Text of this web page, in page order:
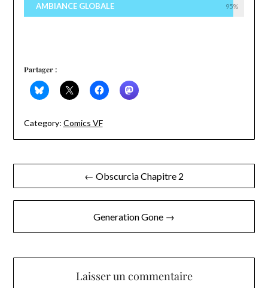
AMBIANCE GLOBALE 95%
Partager :
Category: Comics VF
Navigation
de
← Obscurcia Chapitre 2
Generation Gone →
Laisser un commentaire